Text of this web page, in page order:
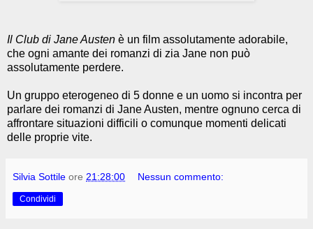
Il Club di Jane Austen è un film assolutamente adorabile,
che ogni amante dei romanzi di zia Jane non può
assolutamente perdere.
Un gruppo eterogeneo di 5 donne e un uomo si incontra per
parlare dei romanzi di Jane Austen, mentre ognuno cerca di
affrontare situazioni difficili o comunque momenti delicati
delle proprie vite.
Silvia Sottile ore 21:28:00 Nessun commento:
Condividi